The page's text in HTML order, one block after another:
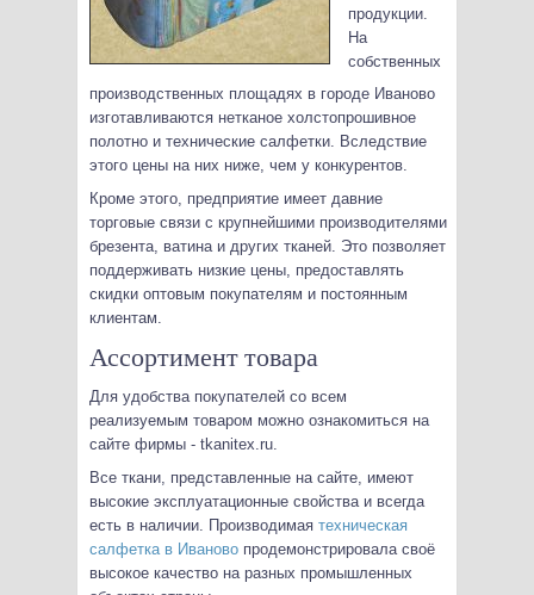
продукции.
На
собственных
производственных площадях в городе Иваново
изготавливаются нетканое холстопрошивное
полотно и технические салфетки. Вследствие
этого цены на них ниже, чем у конкурентов.
Кроме этого, предприятие имеет давние
торговые связи с крупнейшими производителями
брезента, ватина и других тканей. Это позволяет
поддерживать низкие цены, предоставлять
скидки оптовым покупателям и постоянным
клиентам.
Ассортимент товара
Для удобства покупателей со всем
реализуемым товаром можно ознакомиться на
сайте фирмы - tkanitex.ru.
Все ткани, представленные на сайте, имеют
высокие эксплуатационные свойства и всегда
есть в наличии. Производимая техническая
салфетка в Иваново продемонстрировала своё
высокое качество на разных промышленных